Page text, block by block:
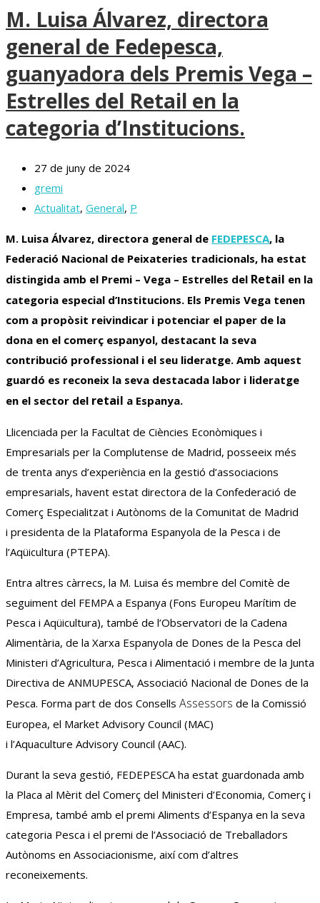
M. Luisa Álvarez, directora
general de Fedepesca,
guanyadora dels Premis Vega –
Estrelles del Retail en la
categoria d’Institucions.
27 de juny de 2024
gremi
Actualitat, General, P
M. Luisa Álvarez, directora general de FEDEPESCA, la
Federació Nacional de Peixateries tradicionals, ha estat
distingida amb el Premi – Vega – Estrelles del Retail en la
categoria especial d’Institucions. Els Premis Vega tenen
com a propòsit reivindicar i potenciar el paper de la
dona en el comerç espanyol, destacant la seva
contribució professional i el seu lideratge. Amb aquest
guardó es reconeix la seva destacada labor i lideratge
en el sector del retail a Espanya.
Llicenciada per la Facultat de Ciències Econòmiques i
Empresarials per la Complutense de Madrid, posseeix més
de trenta anys d’experiència en la gestió d’associacions
empresarials, havent estat directora de la Confederació de
Comerç Especialitzat i Autònoms de la Comunitat de Madrid
i presidenta de la Plataforma Espanyola de la Pesca i de
l’Aqüicultura (PTEPA).
Entra altres càrrecs, la M. Luisa és membre del Comitè de
seguiment del FEMPAa Espanya (Fons Europeu Marítim de
Pesca i Aqüicultura), també de l’Observatori de la Cadena
Alimentària, de la Xarxa Espanyola de Dones de la Pesca del
Ministeri d’Agricultura, Pesca i Alimentació i membre de la Junta
Directiva de ANMUPESCA, Associació Nacional de Dones de la
Pesca. Forma part de dos Consells Assessors de la Comissió
Europea, el Market Advisory Council (MAC)
i l’Aquaculture Advisory Council (AAC).
Durant la seva gestió, FEDEPESCAha estat guardonada amb
la Placa al Mèrit del Comerç del Ministeri d’Economia, Comerç i
Empresa, també amb el premi Aliments d’Espanya en la seva
categoria Pesca i el premi de l’Associació de Treballadors
Autònoms en Associacionisme, així com d’altres
reconeixements.